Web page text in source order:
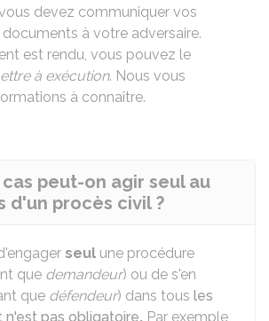
devez communiquer vos
à votre adversaire.
est rendu, vous pouvez le
à exécution. Nous vous
à connaître.
peut-on agir seul au
d'un procès civil ?
seul une procédure
que demandeur) ou de s'en
que défendeur) dans tous les
n'est pas obligatoire. Par exemple,